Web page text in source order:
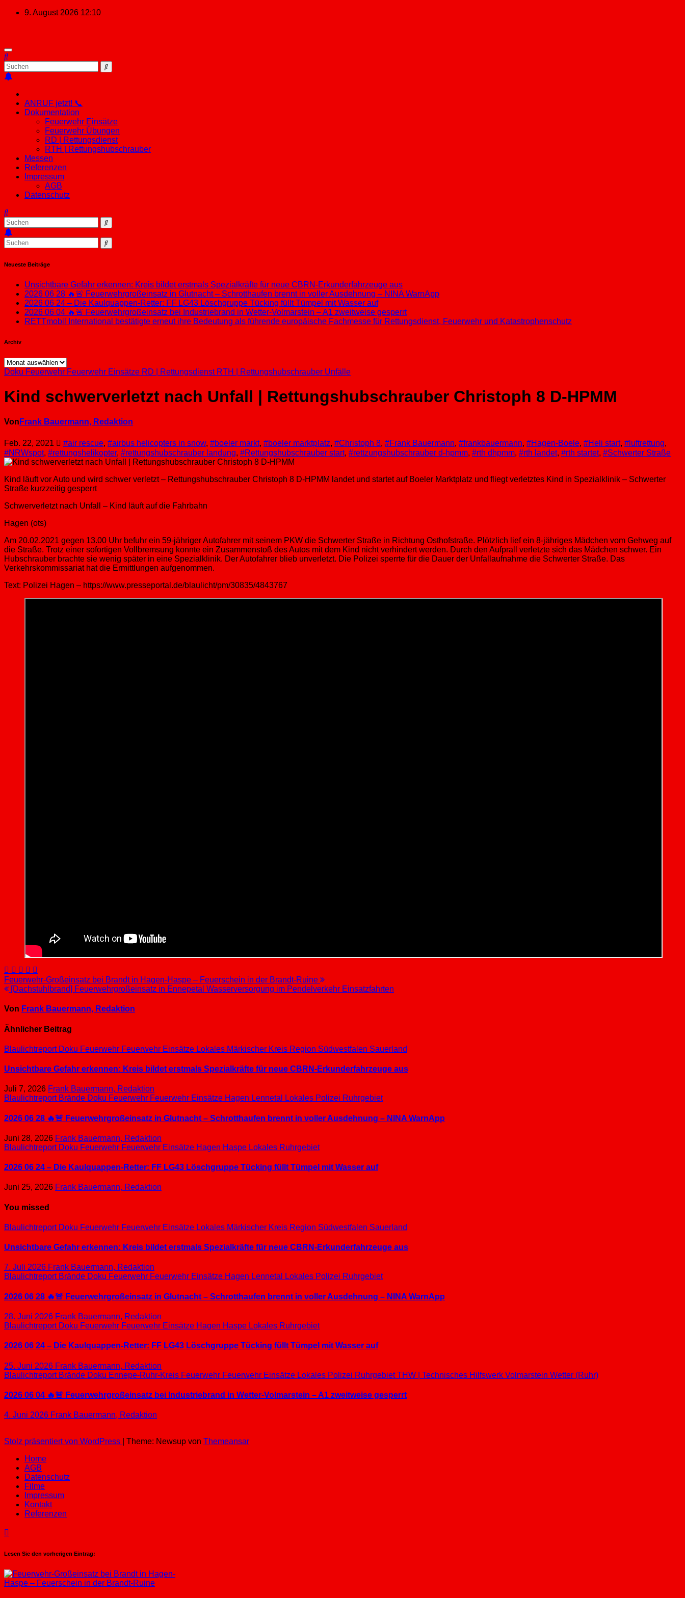
Zum
9. August 2026 12:10
ANRUF jetzt! 📞
Dokumentation
Feuerwehr Einsätze
Feuerwehr Übungen
RD | Rettungsdienst
RTH | Rettungshubschrauber
Messen
Referenzen
Impressum
AGB
Datenschutz
Neueste Beiträge
Unsichtbare Gefahr erkennen: Kreis bildet erstmals Spezialkräfte für neue CBRN-Erkunderfahrzeuge aus
2026 06 28 🔥🚨 Feuerwehrgroßeinsatz in Glutnacht – Schrotthaufen brennt in voller Ausdehnung – NINA WarnApp
2026 06 24 – Die Kaulquappen-Retter: FF LG43 Löschgruppe Tücking füllt Tümpel mit Wasser auf
2026 06 04 🔥🚨 Feuerwehrgroßeinsatz bei Industriebrand in Wetter-Volmarstein – A1 zweitweise gesperrt
RETTmobil International bestätigte erneut ihre Bedeutung als führende europäische Fachmesse für Rettungsdienst, Feuerwehr und Katastrophenschutz
Archiv
Archiv
Doku Feuerwehr Feuerwehr Einsätze RD | Rettungsdienst RTH | Rettungshubschrauber Unfälle
Kind schwerverletzt nach Unfall | Rettungshubschrauber Christoph 8 D-HPMM
Von Frank Bauermann, Redaktion
Feb. 22, 2021 #air rescue, #airbus helicopters in snow, #boeler markt, #boeler marktplatz, #Christoph 8, #Frank Bauermann, #frankbauermann, #Hagen-Boele, #Heli start, #luftrettung,
#NRWspot, #rettungshelikopter, #rettungshubschrauber landung, #Rettungshubschrauber start, #rettzungshubschrauber d-hpmm, #rth dhpmm, #rth landet, #rth startet, #Schwerter Straße
Kind läuft vor Auto und wird schwer verletzt – Rettungshubschrauber Christoph 8 D-HPMM landet und startet auf Boeler Marktplatz und fliegt verletztes Kind in Spezialklinik – Schwerter
Straße kurzzeitig gesperrt
Schwerverletzt nach Unfall – Kind läuft auf die Fahrbahn
Hagen (ots)
Am 20.02.2021 gegen 13.00 Uhr befuhr ein 59-jähriger Autofahrer mit seinem PKW die Schwerter Straße in Richtung Osthofstraße. Plötzlich lief ein 8-jähriges Mädchen vom Gehweg auf
die Straße. Trotz einer sofortigen Vollbremsung konnte ein Zusammenstoß des Autos mit dem Kind nicht verhindert werden. Durch den Aufprall verletzte sich das Mädchen schwer. Ein
Hubschrauber brachte sie wenig später in eine Spezialklinik. Der Autofahrer blieb unverletzt. Die Polizei sperrte für die Dauer der Unfallaufnahme die Schwerter Straße. Das
Verkehrskommissariat hat die Ermittlungen aufgenommen.
Text: Polizei Hagen – https://www.presseportal.de/blaulicht/pm/30835/4843767
Beitragsnavigation
Feuerwehr-Großeinsatz bei Brandt in Hagen-Haspe – Feuerschein in der Brandt-Ruine
[Dachstuhlbrand] Feuerwehrgroßeinsatz in Ennepetal Wasserversorgung im Pendelverkehr Einsatzfahrten
Von Frank Bauermann, Redaktion
Ähnlicher Beitrag
Blaulichtreport Doku Feuerwehr Feuerwehr Einsätze Lokales Märkischer Kreis Region Südwestfalen Sauerland
Unsichtbare Gefahr erkennen: Kreis bildet erstmals Spezialkräfte für neue CBRN-Erkunderfahrzeuge aus
Juli 7, 2026 Frank Bauermann, Redaktion
Blaulichtreport Brände Doku Feuerwehr Feuerwehr Einsätze Hagen Lennetal Lokales Polizei Ruhrgebiet
2026 06 28 🔥🚨 Feuerwehrgroßeinsatz in Glutnacht – Schrotthaufen brennt in voller Ausdehnung – NINA WarnApp
Juni 28, 2026 Frank Bauermann, Redaktion
Blaulichtreport Doku Feuerwehr Feuerwehr Einsätze Hagen Haspe Lokales Ruhrgebiet
2026 06 24 – Die Kaulquappen-Retter: FF LG43 Löschgruppe Tücking füllt Tümpel mit Wasser auf
Juni 25, 2026 Frank Bauermann, Redaktion
You missed
Blaulichtreport Doku Feuerwehr Feuerwehr Einsätze Lokales Märkischer Kreis Region Südwestfalen Sauerland
Unsichtbare Gefahr erkennen: Kreis bildet erstmals Spezialkräfte für neue CBRN-Erkunderfahrzeuge aus
7. Juli 2026 Frank Bauermann, Redaktion
Blaulichtreport Brände Doku Feuerwehr Feuerwehr Einsätze Hagen Lennetal Lokales Polizei Ruhrgebiet
2026 06 28 🔥🚨 Feuerwehrgroßeinsatz in Glutnacht – Schrotthaufen brennt in voller Ausdehnung – NINA WarnApp
28. Juni 2026 Frank Bauermann, Redaktion
Blaulichtreport Doku Feuerwehr Feuerwehr Einsätze Hagen Haspe Lokales Ruhrgebiet
2026 06 24 – Die Kaulquappen-Retter: FF LG43 Löschgruppe Tücking füllt Tümpel mit Wasser auf
25. Juni 2026 Frank Bauermann, Redaktion
Blaulichtreport Brände Doku Ennepe-Ruhr-Kreis Feuerwehr Feuerwehr Einsätze Lokales Polizei RuhrgebietTHW | Technisches Hilfswerk Volmarstein Wetter (Ruhr)
2026 06 04 🔥🚨 Feuerwehrgroßeinsatz bei Industriebrand in Wetter-Volmarstein – A1 zweitweise gesperrt
4. Juni 2026 Frank Bauermann, Redaktion
Stolz präsentiert von WordPress Theme: Newsup von Themeansar
Home
AGB
Datenschutz
Filme
Impressum
Kontakt
Referenzen
Lesen Sie den vorherigen Eintrag: